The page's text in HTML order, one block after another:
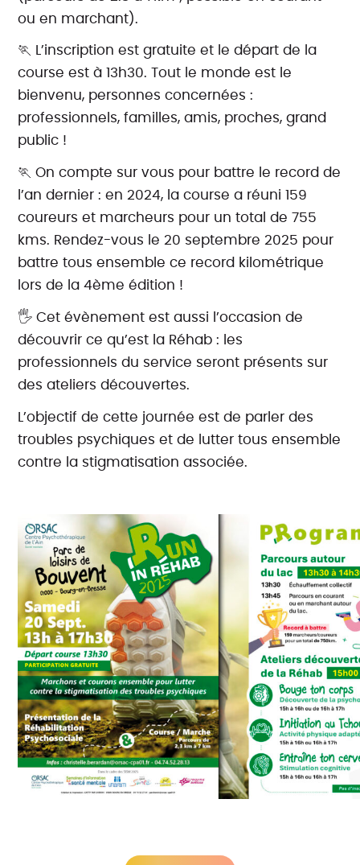
ou en marchant).
🏃‍ L’inscription est gratuite et le départ de la
course est à 13h30. Tout le monde est le
bienvenu, personnes concernées :
professionnels, familles, amis, proches, grand
public !
🏃 On compte sur vous pour battre le record de
l’an dernier : en 2024, la course a réuni 159
coureurs et marcheurs pour un total de 755
kms. Rendez-vous le 20 septembre 2025 pour
battre tous ensemble ce record kilométrique
lors de la 4ème édition !
🖐️ Cet évènement est aussi l’occasion de
découvrir ce qu’est la Réhab : les
professionnels du service seront présents sur
des ateliers découvertes.
L’objectif de cette journée est de parler des
troubles psychiques et de lutter tous ensemble
contre la stigmatisation associée.